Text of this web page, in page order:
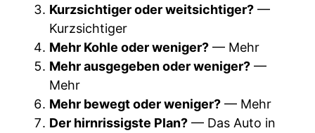
Kurzsichtiger oder weitsichtiger? —
Kurzsichtiger
Mehr Kohle oder weniger? — Mehr
Mehr ausgegeben oder weniger? —
Mehr
Mehr bewegt oder weniger? — Mehr
Der hirnrissigste Plan? — Das Auto in